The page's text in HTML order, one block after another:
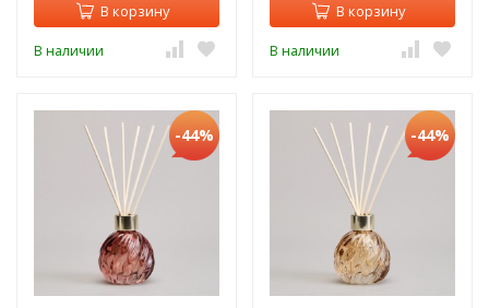
В корзину
В наличии
В корзину
В наличии
-44% -44%